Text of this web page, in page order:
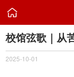

校馆弦歌｜从
2025-10-01